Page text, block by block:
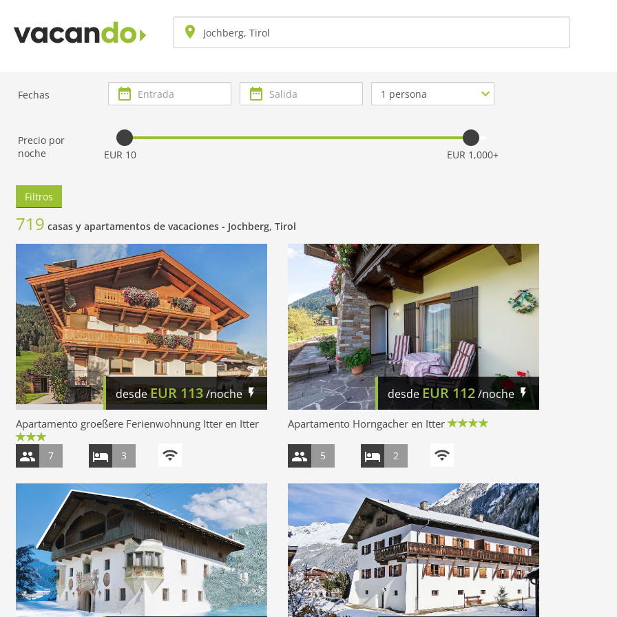
Fechas
Entrada Salida
de
Precio por
noche
EUR 10 EUR 1,000+
Filtros
719 casas y apartamentos de vacaciones - Jochberg, Tirol
desdeEUR 113/noche
Apartamento groeßere Ferienwohnung Itter en Itter
7 3
desdeEUR112/noche
Apartamento Horngacher en Itter
5 2